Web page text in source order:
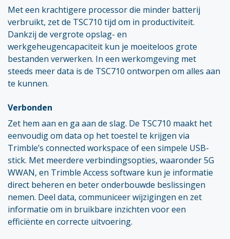
Met een krachtigere processor die minder batterij
verbruikt, zet de TSC710 tijd om in productiviteit.
Dankzij de vergrote opslag- en
werkgeheugencapaciteit kun je moeiteloos grote
bestanden verwerken. In een werkomgeving met
steeds meer data is de TSC710 ontworpen om alles aan
te kunnen.
Verbonden
Zet hem aan en ga aan de slag. De TSC710 maakt het
eenvoudig om data op het toestel te krijgen via
Trimble’s connected workspace of een simpele USB-
stick. Met meerdere verbindingsopties, waaronder 5G
WWAN, en Trimble Access software kun je informatie
direct beheren en beter onderbouwde beslissingen
nemen. Deel data, communiceer wijzigingen en zet
informatie om in bruikbare inzichten voor een
efficiënte en correcte uitvoering.